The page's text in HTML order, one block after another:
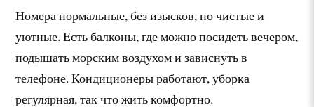
Номера нормальные, без изысков, но чистые и
уютные. Есть балконы, где можно посидеть вечером,
подышать морским воздухом и зависнуть в
телефоне. Кондиционеры работают, уборка
регулярная, так что жить комфортно.